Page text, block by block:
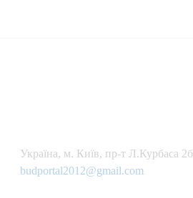
Українa, м. Київ, пр-т Л.Курбаса 2б
budportal2012@gmail.com